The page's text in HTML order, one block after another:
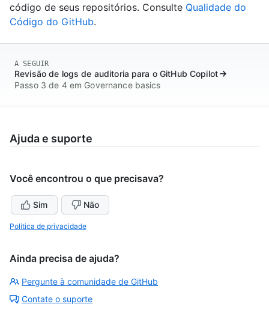
código de seus repositórios. Consulte Qualidade do
Código do GitHub.
A SEGUIR
Revisão de logs de auditoria para o GitHub Copilot
Passo 3 de 4 em Governance basics
Ajuda e suporte
Você encontrou o que precisava?
Sim Não
Política de privacidade
Ainda precisa de ajuda?
Pergunte à comunidade de GitHub
Contate o suporte